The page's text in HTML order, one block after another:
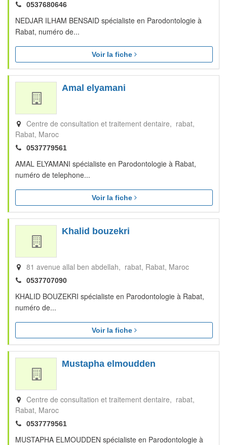
0537680646
NEDJAR ILHAM BENSAID spécialiste en Parodontologie à
Rabat, numéro de...
Voir la fiche
Amal elyamani
Centre de consultation et traitement dentaire, rabat
Rabat Maroc
0537779561
AMAL ELYAMANI spécialiste en Parodontologie à Rabat,
numéro de telephone...
Voir la fiche
Khalid bouzekri
81 avenue allal ben abdellah, rabat Rabat Maroc
0537707090
KHALID BOUZEKRI spécialiste en Parodontologie à Rabat,
numéro de...
Voir la fiche
Mustapha elmoudden
Centre de consultation et traitement dentaire, rabat
Rabat Maroc
0537779561
MUSTAPHA ELMOUDDEN spécialiste en Parodontologie à